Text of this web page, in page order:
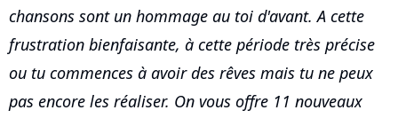
chansons sont un hommage au toi d'avant. A cette
frustration bienfaisante, à cette période très précise
ou tu commences à avoir des rêves mais tu ne peux
pas encore les réaliser. On vous offre 11 nouveaux